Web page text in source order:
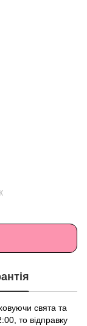
свята та
то відправку